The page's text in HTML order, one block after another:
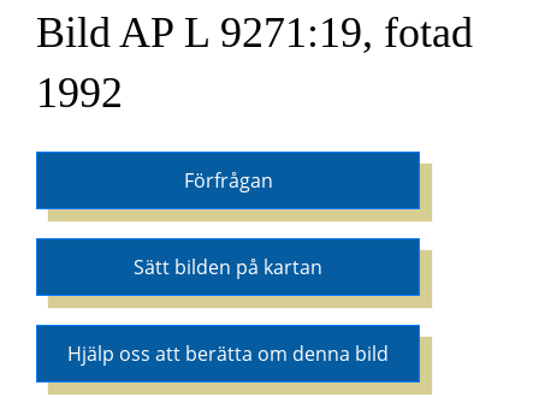
Bild AP L 9271:19, fotad
1992
Förfrågan
Sätt bilden på kartan
Hjälp oss att berätta om denna bild